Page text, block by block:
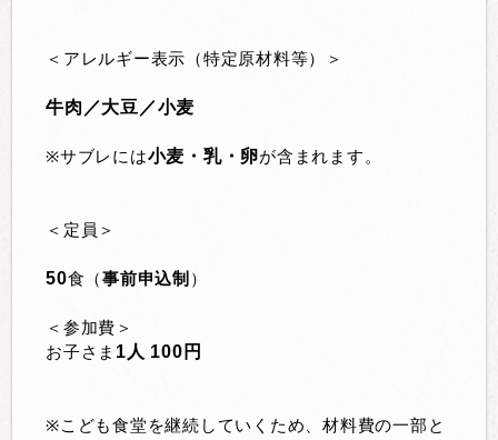
＜アレルギー表示（特定原材料等）＞
牛肉／大豆／小麦
※サブレには小麦・乳・卵が含まれます。
＜定員＞
50食（事前申込制 ）
＜参加費＞
お子さま 1人 100 円
※こども食堂を継続していくため、材料費の一部と